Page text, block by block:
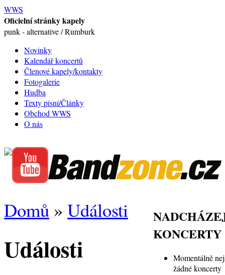
WWS
Oficielní stránky kapely
punk - alternative / Rumburk
Novinky
Kalendář koncertů
Členové kapely/kontakty
Fotogalerie
Hudba
Texty písní/Články
Obchod WWS
O nás
Domů » Události
Události
KONCERTY
Momentálně
žádné koncerty